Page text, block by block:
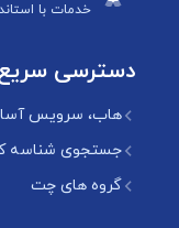
خدمات با
دسترسی
هاب، سرویس
جستجوی شناسه
گروه های چت